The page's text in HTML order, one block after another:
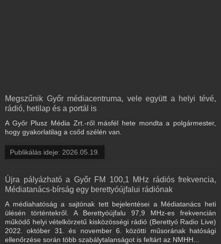
Megszűnik Győr médiacentruma, vele együtt a helyi tévé,
rádió, hetilap és a portál is
A Győr Plusz Média Zrt.-ről másfél hete mondta a polgármester,
hogy gyakorlatilag a csőd szélén van.
Publikálás ideje: 2026.05.19.
Újra pályázható a Győr FM 100,1 MHz rádiós frekvencia,
Médiatanács-bírság egy berettyóújfalui rádiónak
A médiahatóság a sajtónak tett bejelentései a Médiatanács heti
ülésén történtekről. A Berettyóújfalu 97,9 MHz-es frekvencián
működő helyi vételkörzetű kisközösségi rádió (Berettyó Radio Live)
2022. október 31. és november 6. közötti műsorának hatósági
ellenőrzése során több szabálytalanságot is feltárt az NMHH...